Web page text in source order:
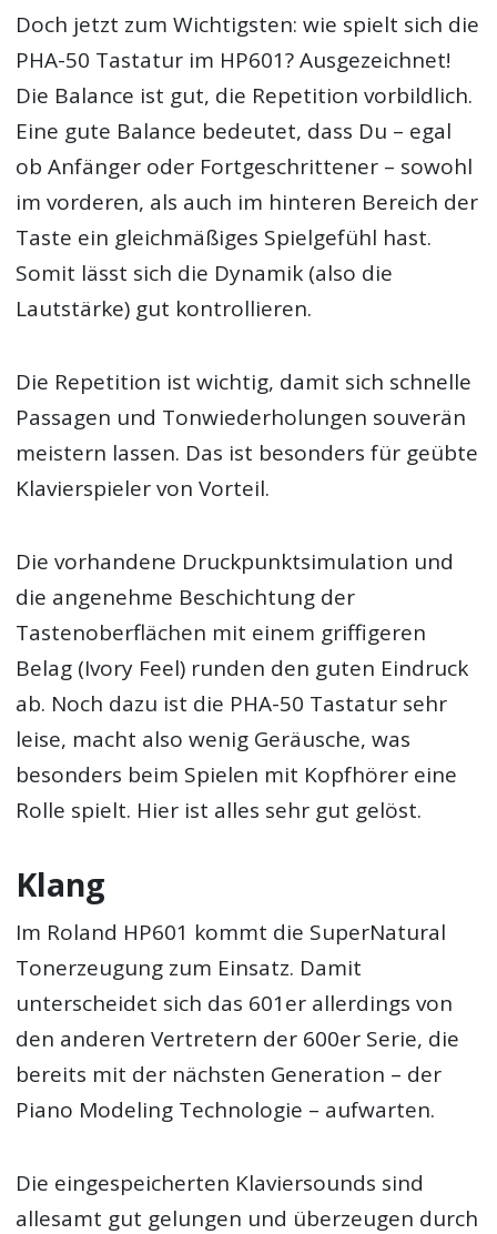
Doch jetzt zum Wichtigsten: wie spielt sich die
PHA-50 Tastatur im HP601? Ausgezeichnet!
Die Balance ist gut, die Repetition vorbildlich.
Eine gute Balance bedeutet, dass Du – egal
ob Anfänger oder Fortgeschrittener – sowohl
im vorderen, als auch im hinteren Bereich der
Taste ein gleichmäßiges Spielgefühl hast.
Somit lässt sich die Dynamik (also die
Lautstärke) gut kontrollieren.
Die Repetition ist wichtig, damit sich schnelle
Passagen und Tonwiederholungen souverän
meistern lassen. Das ist besonders für geübte
Klavierspieler von Vorteil.
Die vorhandene Druckpunktsimulation und
die angenehme Beschichtung der
Tastenoberflächen mit einem griffigeren
Belag (Ivory Feel) runden den guten Eindruck
ab. Noch dazu ist die PHA-50 Tastatur sehr
leise, macht also wenig Geräusche, was
besonders beim Spielen mit Kopfhörer eine
Rolle spielt. Hier ist alles sehr gut gelöst.
Klang
Im Roland HP601 kommt die SuperNatural
Tonerzeugung zum Einsatz. Damit
unterscheidet sich das 601er allerdings von
den anderen Vertretern der 600er Serie, die
bereits mit der nächsten Generation – der
Piano Modeling Technologie – aufwarten.
Die eingespeicherten Klaviersounds sind
allesamt gut gelungen und überzeugen durch